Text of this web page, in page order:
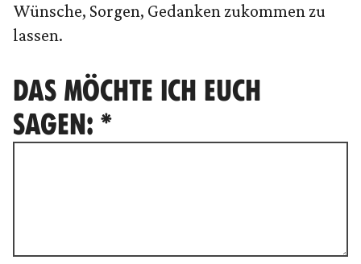
Wünsche, Sorgen, Gedanken zukommen zu
lassen.
DAS MÖCHTE ICH EUCH
SAGEN: *